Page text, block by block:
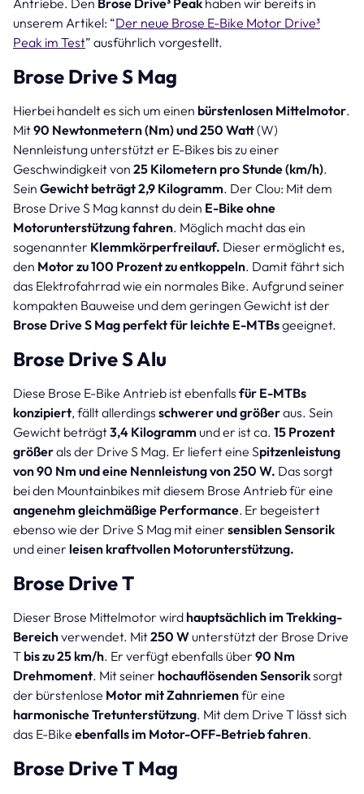
Antriebe. Den Brose Drive³ Peakhaben wir bereits in
unserem Artikel: “Der neue Brose E-Bike Motor Drive³
Peak im Test” ausführlich vorgestellt.
Brose Drive S Mag
Hierbei handelt es sich um einen bürstenlosen Mittelmotor.
Mit90 Newtonmetern (Nm) und 250 Watt(W)
Nennleistung unterstützt er E-Bikes bis zu einer
Geschwindigkeit von 25 Kilometern pro Stunde (km/h).
Sein Gewicht beträgt 2,9 Kilogramm. Der Clou: Mit dem
Brose Drive S Mag kannst du dein E-Bike ohne
Motorunterstützung fahren. Möglich macht das ein
sogenannter Klemmkörperfreilauf. Dieser ermöglicht es,
den Motor zu 100 Prozent zu entkoppeln. Damit fährt sich
das Elektrofahrrad wie ein normales Bike. Aufgrund seiner
kompakten Bauweise und dem geringen Gewicht ist der
Brose Drive S Mag perfekt für leichte E-MTBsgeeignet.
Brose Drive S Alu
Diese Brose E-Bike Antrieb ist ebenfalls für E-MTBs
konzipiert, fällt allerdings schwerer und größeraus. Sein
Gewicht beträgt3,4 Kilogramm und er ist ca. 15 Prozent
größerals der Drive S Mag. Er liefert eine Spitzenleistung
von 90 Nm und eine Nennleistung von 250 W. Das sorgt
bei den Mountainbikes mit diesem Brose Antrieb für eine
angenehm gleichmäßige Performance. Er begeistert
ebenso wie der Drive S Mag mit einer sensiblen Sensorik
und einer leisen kraftvollen Motorunterstützung.
Brose Drive T
Dieser Brose Mittelmotor wird hauptsächlich im Trekking-
Bereichverwendet. Mit250 W unterstützt der Brose Drive
T bis zu 25 km/h. Er verfügt ebenfalls über 90 Nm
Drehmoment. Mit seiner hochauflösenden Sensoriksorgt
der bürstenlose Motor mit Zahnriemenfür eine
harmonische Tretunterstützung. Mit dem Drive T lässt sich
das E-Bike ebenfalls im Motor-OFF-Betrieb fahren.
Brose Drive T Mag